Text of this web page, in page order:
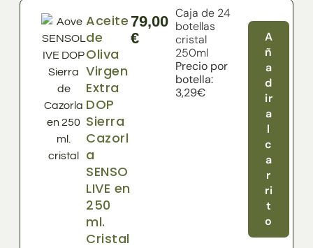
Aceite
de
Oliva
Virgen
Extra
DOP
Sierra
Cazorl
a
SENSO
LIVE en
250
ml.
Cristal
79,00
€
Caja de 24
botellas
cristal
250ml
Precio por
botella:
3,29€
A
ñ
a
d
ir
a
l
c
a
r
ri
t
o